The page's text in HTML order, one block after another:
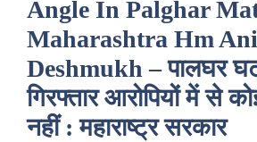
Angle In Palghar
Maharashtra Hm
Deshmukh – पालघर
गिरफ्तार आरोपियों में से
नहीं : महाराष्ट्र सरकार